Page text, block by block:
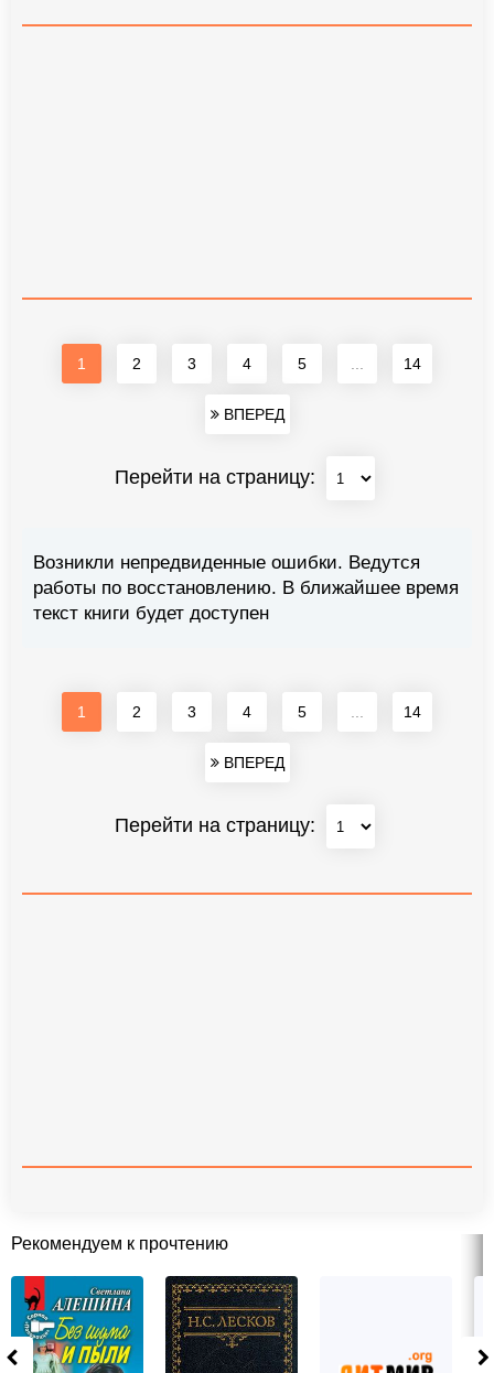
1 2 3 4 5 14
ВПЕРЕД
Перейти на страницу:
Возникли непредвиденные ошибки. Ведутся
работы по восстановлению. В ближайшее время
текст книги будет доступен
1 2 3 4 5 14
ВПЕРЕД
Перейти на страницу:
Рекомендуем к прочтению